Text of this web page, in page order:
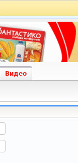
Видео